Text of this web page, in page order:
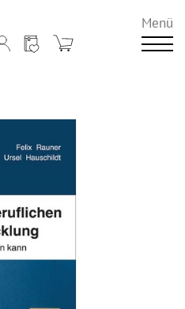
Menü